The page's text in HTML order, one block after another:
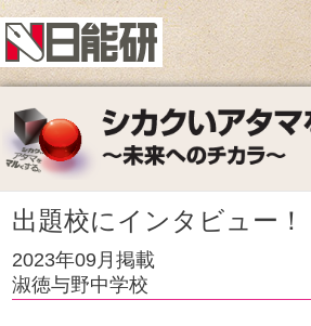
出題校にインタビュー！
2023年09月掲載
淑徳与野中学校